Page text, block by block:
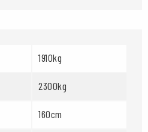
1910kg
2300kg
160cm